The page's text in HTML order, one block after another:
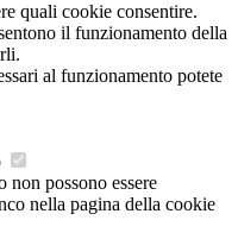
quali cookie consentire.
il funzionamento della
al funzionamento potete
non possono essere
nella pagina della cookie